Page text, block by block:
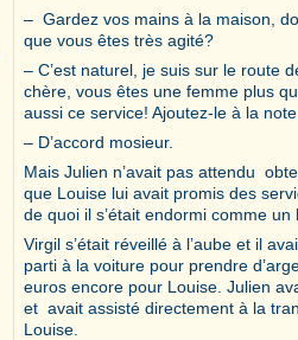
– Gardez vos mains à la maison,
que vous êtes très agité?
– C’est naturel, je suis sur le route
chère, vous êtes une femme plus
aussi ce service! Ajoutez-le à la
– D’accord mosieur.
Mais Julien n’avait pas attendu
que Louise lui avait promis des
de quoi il s’était endormi comme un
Virgil s’était réveillé à l’aube et il
parti à la voiture pour prendre
euros encore pour Louise. Julien
et avait assisté directement à la
Louise.